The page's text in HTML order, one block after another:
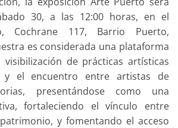
30, a las 12:00 horas, en el
Cochrane 117, Barrio Puerto,
es considerada una plataforma
de prácticas artísticas
y el encuentro entre artistas de
presentándose como una
fortaleciendo el vínculo entre
y fomentando el acceso